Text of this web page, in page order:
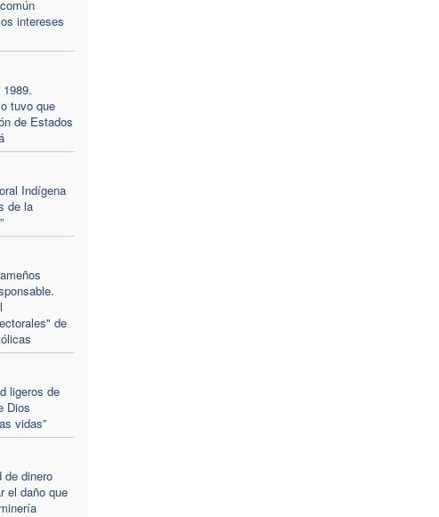
intereses
tuvo que
de Estados
Indígena
de la
de
ligeros de
Dios
vidas”
de dinero
el daño que